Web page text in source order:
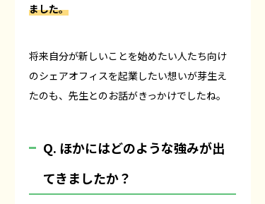
ました。
将来自分が新しいことを始めたい人たち向け
のシェアオフィスを起業したい想いが芽生え
たのも、先生とのお話がきっかけでしたね。
Q. ほかにはどのような強みが出
てきましたか？